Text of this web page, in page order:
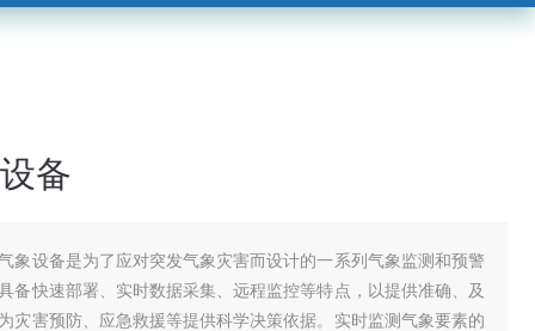
备
象设备是为了应对突发气象灾害而设计的一系列气象监测和预警
备快速部署、实时数据采集、远程监控等特点，以提供准确、及
灾害预防、应急救援等提供科学决策依据。实时监测气象要素的